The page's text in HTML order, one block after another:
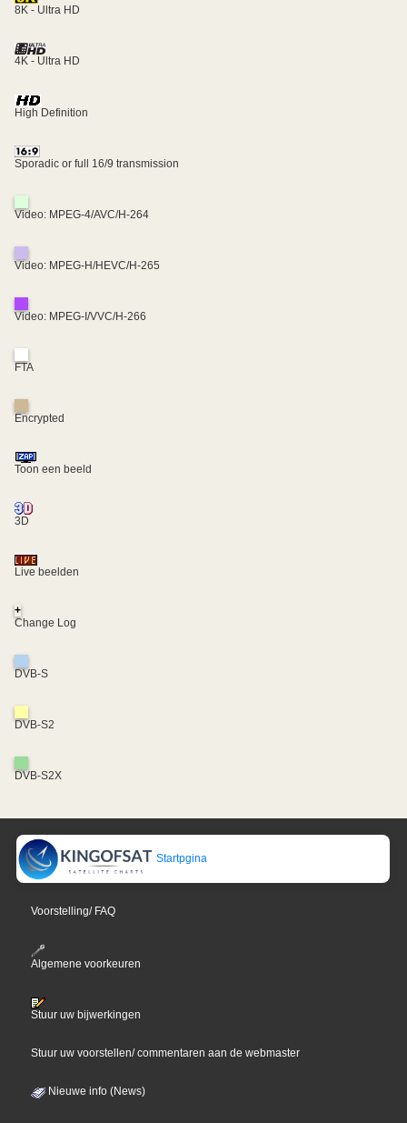
8K - Ultra HD
4K - Ultra HD
High Definition
Sporadic or full 16/9 transmission
Video: MPEG-4/AVC/H-264
Video: MPEG-H/HEVC/H-265
Video: MPEG-I/VVC/H-266
FTA
Encrypted
Toon een beeld
3D
Live beelden
+
Change Log
DVB-S
DVB-S2
DVB-S2X
Startpgina
Voorstelling/ FAQ
Algemene voorkeuren
Stuur uw bijwerkingen
Stuur uw voorstellen/ commentaren aan de webmaster
Nieuwe info (News)